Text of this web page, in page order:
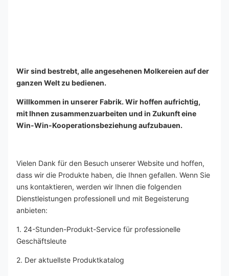
Wir sind bestrebt, alle angesehenen Molkereien auf der
ganzen Welt zu bedienen.
Willkommen in unserer Fabrik. Wir hoffen aufrichtig,
mit Ihnen zusammenzuarbeiten und in Zukunft eine
Win-Win-Kooperationsbeziehung aufzubauen.
Vielen Dank für den Besuch unserer Website und hoffen,
dass wir die Produkte haben, die Ihnen gefallen. Wenn Sie
uns kontaktieren, werden wir Ihnen die folgenden
Dienstleistungen professionell und mit Begeisterung
anbieten:
1. 24-Stunden-Produkt-Service für professionelle
Geschäftsleute
2. Der aktuellste Produktkatalog